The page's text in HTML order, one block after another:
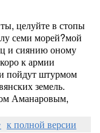
целуйте в стопы
семи морей?мой
и сиянию оному
к армии
пойдут штурмом
земель.
Аманаровым,
к полной версии